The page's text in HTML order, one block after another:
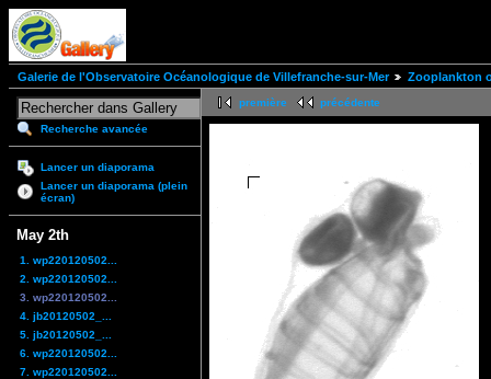
Galerie de l'Observatoire Océanologique de Villefranche-sur-Mer Zooplankton
Recherche avancée
Lancer un diaporama
Lancer un diaporama (plein
écran)
May 2th
1. wp220120502...
2. wp220120502...
3. wp220120502...
4. jb20120502_...
5. jb20120502_...
6. wp220120502...
7. wp220120502...
première précédente